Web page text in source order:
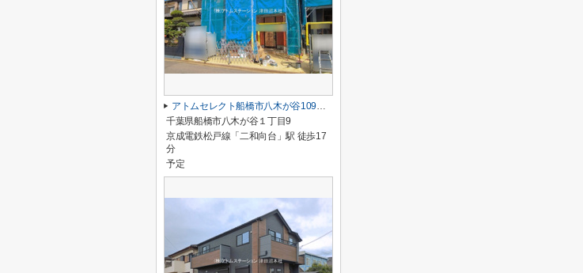
アトムセレクト船橋市八木が谷109 2棟 2号棟
千葉県船橋市八木が谷１丁目9
京成電鉄松戸線「二和向台」駅 徒歩17
分
予定